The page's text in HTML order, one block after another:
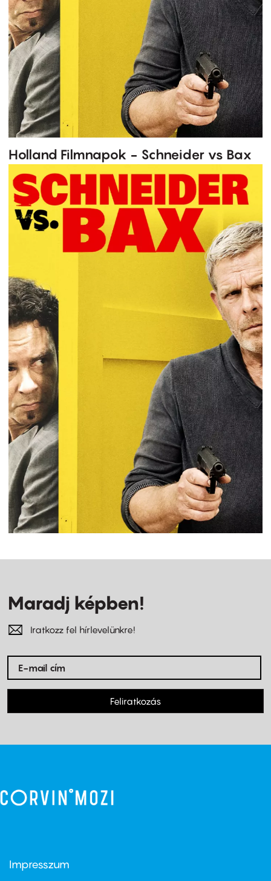
Holland Filmnapok - Schneider vs Bax
Maradj képben!
Iratkozz fel hírlevelünkre!
Feliratkozás
Footer
Impresszum